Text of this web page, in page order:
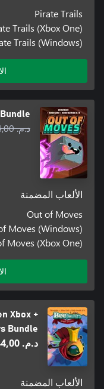
Pirate Trails
Trails (Xbox One)
Trails (Windows)
د.م.‏ 144,00
الألعاب المضمنة
Out of Moves
Moves (Windows)
Moves (Xbox One)
Xbox +
Bundle
د.م.‏ 144,00
الألعاب المضمنة